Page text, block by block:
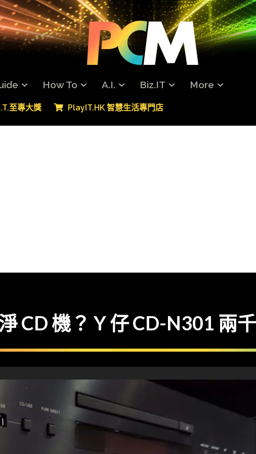
How To A.I. Biz.IT More
至專大獎 PlayIT.HK 智慧生活專門店
CD 機？ Y 仔 CD-N301 兩